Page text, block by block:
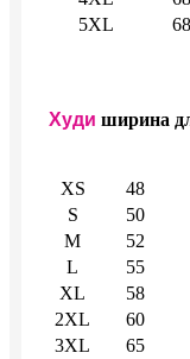
5XL
68
Худи ширина
XS 48
S
50
M
52
L
55
XL
58
2XL
60
3XL
65